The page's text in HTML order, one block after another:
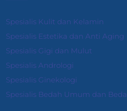
Spesialis Kulit dan Kelamin
Spesialis Estetika dan Anti Aging
Spesialis Gigi dan Mulut
Spesialis Andrologi
Spesialis Ginekologi
Spesialis Bedah Umum dan